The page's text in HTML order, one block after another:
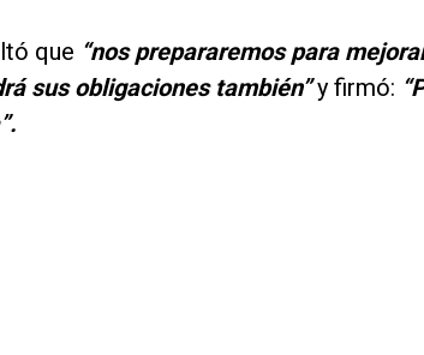
que “nos prepararemos para
sus obligaciones también”y firmó: